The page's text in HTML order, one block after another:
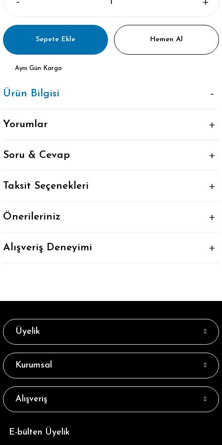
Sepete Ekle Hemen Al
Aynı Gün Kargo
Ürün Bilgisi
Yorumlar
Soru & Cevap
Taksit Seçenekleri
Önerileriniz
Alışveriş Deneyimi
Üyelik
Kurumsal
Alışveriş
E-bülten Üyelik